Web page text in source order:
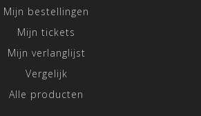
Mijn bestellingen
Mijn tickets
Mijn verlanglijst
Vergelijk
Alle producten